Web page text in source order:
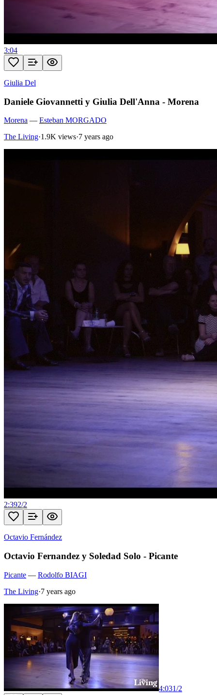
3:04
Giulia Del
Daniele Giovannetti y Giulia Dell'Anna - Morena
Morena — Esteban MORGADO
The Living·1.9K views·7 years ago
2:392/2
Octavio Fernández
Octavio Fernandez y Soledad Solo - Picante
Picante — Rodolfo BIAGI
The Living·7 years ago
4:031/2